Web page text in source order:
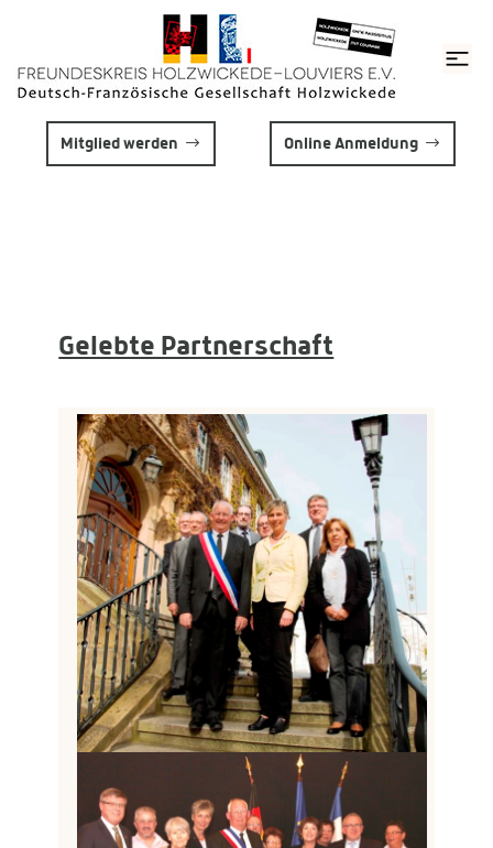
Mitglied werden Online Anmeldung
Gelebte Partnerschaft